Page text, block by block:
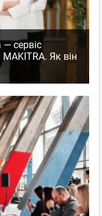
сервіс
Як він